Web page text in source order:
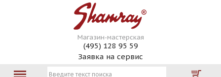
Магазин-мастерская
(495) 128 95 59
Заявка на сервис